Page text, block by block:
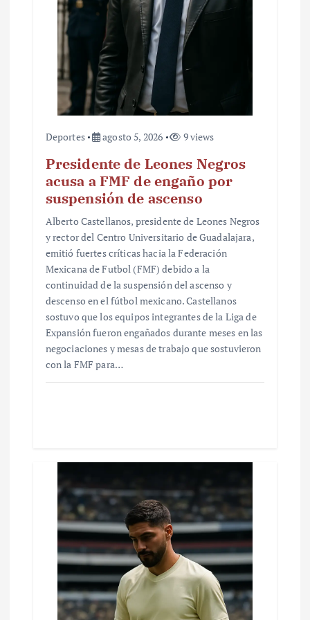
Deportes agosto 5, 2026 9 views
Presidente de Leones Negros
acusa a FMF de engaño por
suspensión de ascenso
Alberto Castellanos, presidente de Leones Negros
y rector del Centro Universitario de Guadalajara,
emitió fuertes críticas hacia la Federación
Mexicana de Futbol (FMF) debido a la
continuidad de la suspensión del ascenso y
descenso en el fútbol mexicano. Castellanos
sostuvo que los equipos integrantes de la Liga de
Expansión fueron engañados durante meses en las
negociaciones y mesas de trabajo que sostuvieron
con la FMF para…